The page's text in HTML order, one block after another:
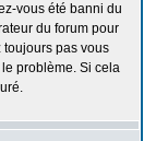
vous été banni du
du forum pour
toujours pas vous
problème. Si cela